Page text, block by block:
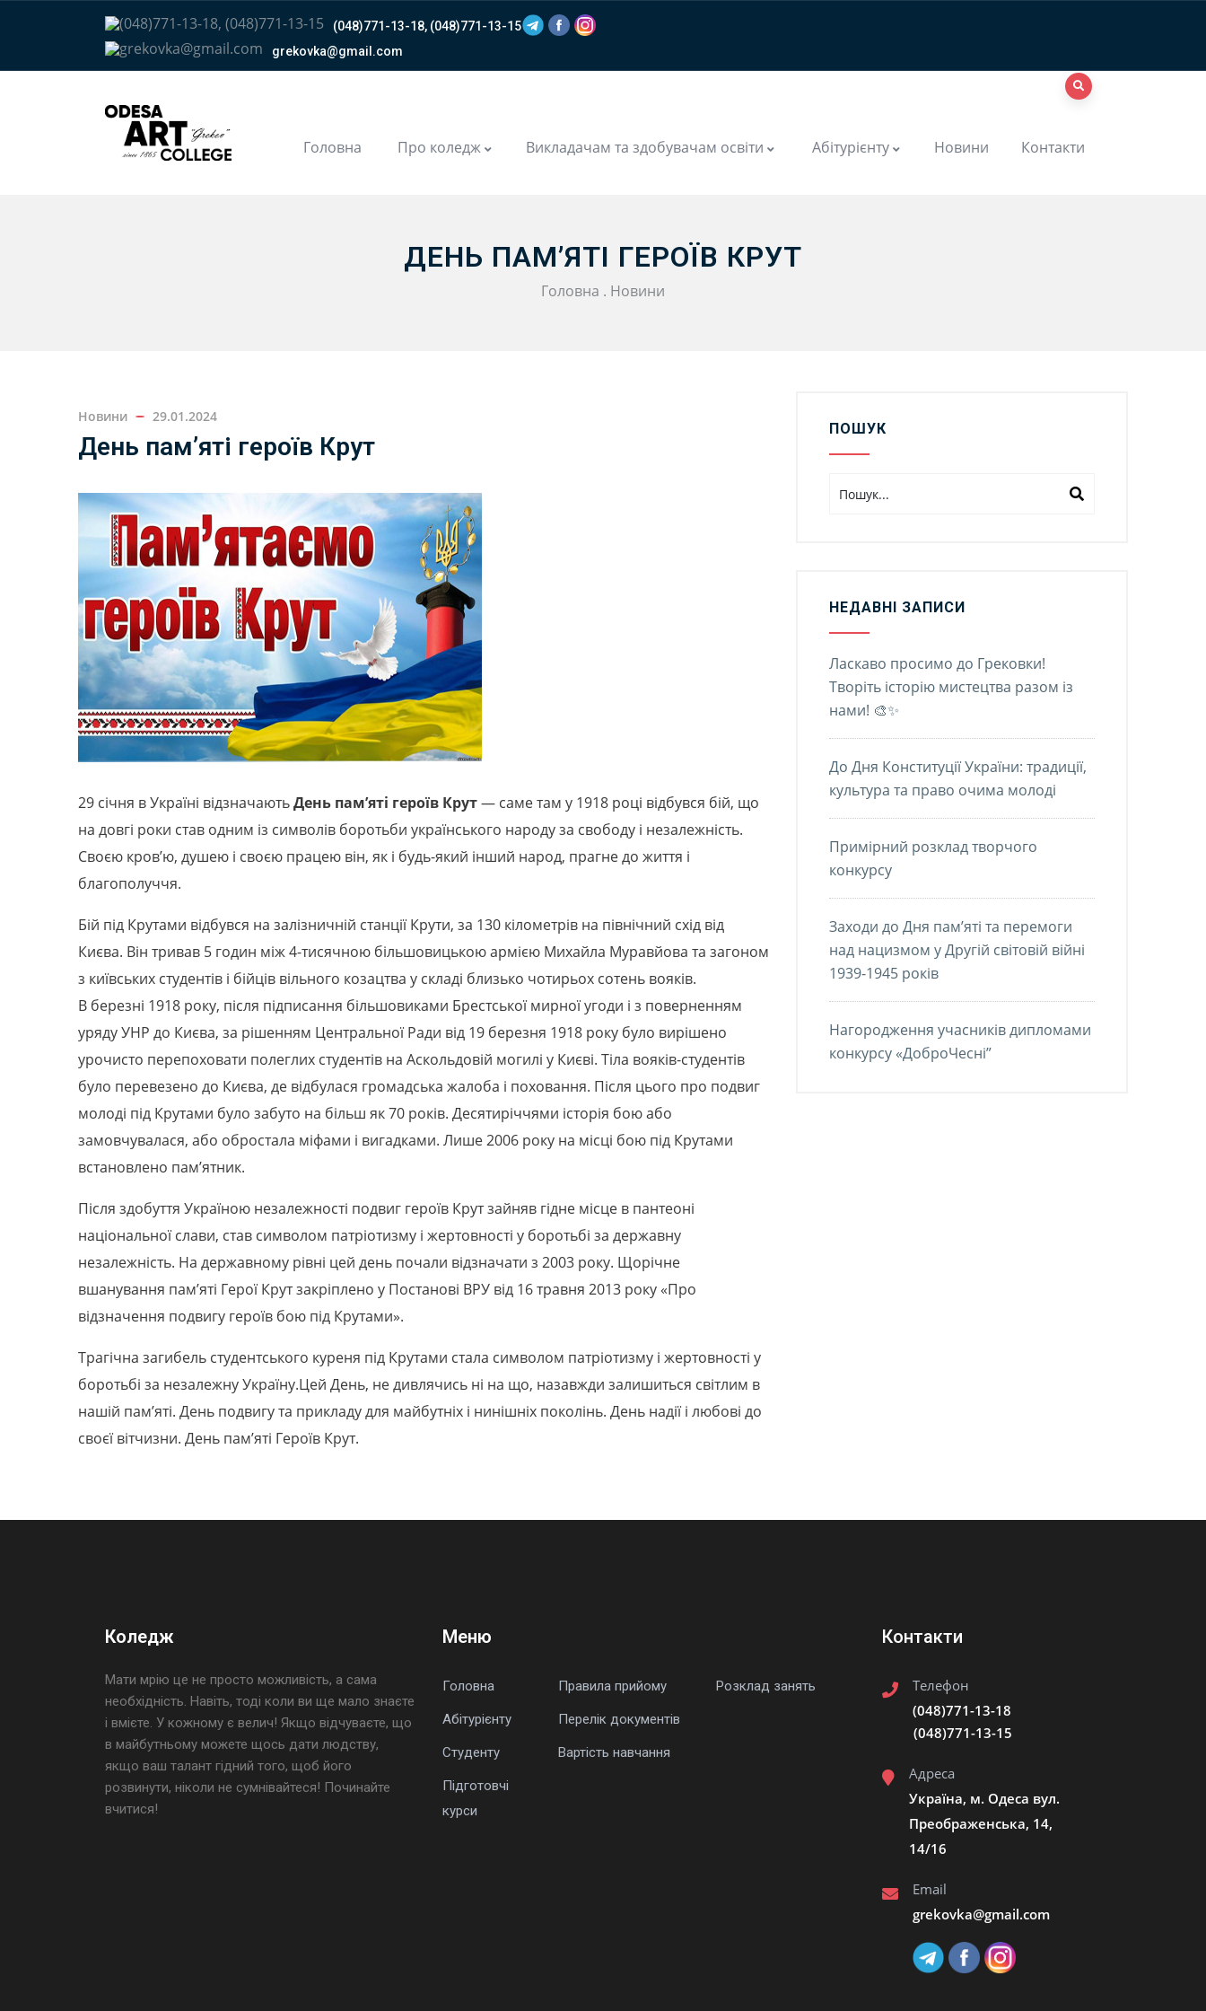
(048)771-13-18, (048)771-13-15
grekovka@gmail.сom
Головна Про коледж Викладачам та здобувачам освіти Абітурієнту Новини Контакти
ДЕНЬ ПАМ’ЯТІ ГЕРОЇВ КРУТ
Головна . Новини
Новини 29.01.2024
День пам’яті героїв Крут
29 січня в Україні відзначаютьДень пам’яті героїв Крут— саме там у 1918 році відбувся бій, що
на довгі роки став одним із символів боротьби українського народу за свободу і незалежність.
Своєю кров’ю, душею і своєю працею він, як і будь-який інший народ, прагне до життя і
благополуччя.
Бій під Крутами відбувся на залізничній станції Крути, за 130 кілометрів на північний схід від
Києва. Він тривав 5 годин між 4-тисячною більшовицькою армією Михайла Муравйова та загоном
з київських студентів і бійців вільного козацтва у складі близько чотирьох сотень вояків.
В березні 1918 року, після підписання більшовиками Брестської мирної угоди і з поверненням
уряду УНР до Києва, за рішенням Центральної Ради від 19 березня 1918 року було вирішено
урочисто перепоховати полеглих студентів на Аскольдовій могилі у Києві. Тіла вояків-студентів
було перевезено до Києва, де відбулася громадська жалоба і поховання. Після цього про подвиг
молоді під Крутами було забуто на більш як 70 років. Десятиріччями історія бою або
замовчувалася, або обростала міфами і вигадками. Лише 2006 року на місці бою під Крутами
встановлено пам’ятник.
Після здобуття Україною незалежності подвиг героїв Крут зайняв гідне місце в пантеоні
національної слави, став символом патріотизму і жертовності у боротьбі за державну
незалежність. На державному рівні цей день почали відзначати з 2003 року. Щорічне
вшанування пам’яті Герої Крут закріплено у Постанові ВРУ від 16 травня 2013 року «Про
відзначення подвигу героїв бою під Крутами».
Трагічна загибель студентського куреня під Крутами стала символом патріотизму і жертовності у
боротьбі за незалежну Україну.Цей День, не дивлячись ні на що, назавжди залишиться світлим в
нашій пам’яті. День подвигу та прикладу для майбутніх і нинішніх поколінь. День надії і любові до
своєї вітчизни. День пам’яті Героїв Крут.
ПОШУК
НЕДАВНІ ЗАПИСИ
Ласкаво просимо до Грековки!
Творіть історію мистецтва разом із
нами! 🎨✨
До Дня Конституції України: традиції,
культура та право очима молоді
Примірний розклад творчого
конкурсу
Заходи до Дня пам’яті та перемоги
над нацизмом у Другій світовій війні
1939-1945 років
Нагородження учасників дипломами
конкурсу «ДоброЧесні”
Коледж
Мати мрію це не просто можливість, а сама
необхідність. Навіть, тоді коли ви ще мало знаєте
і вмієте. У кожному є велич! Якщо відчуваєте, що
в майбутньому можете щось дати людству,
якщо ваш талант гідний того, щоб його
розвинути, ніколи не сумнівайтеся! Починайте
вчитися!
Меню
Головна
Абітурієнту
Студенту
Підготовчі
курси
Правила прийому
Перелік документів
Вартість навчання
Розклад занять
Контакти
Телефон
(048)771-13-18
(048)771-13-15
Адреса
Україна, м. Одеса вул.
Преображенська, 14,
14/16
Email
grekovka@gmail.сom